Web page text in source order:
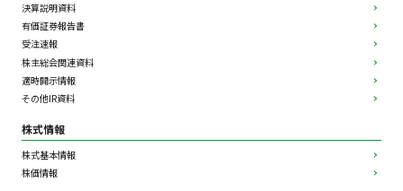
決算説明資料
有価証券報告書
受注速報
株主総会関連資料
適時開示情報
その他IR資料
株式情報
株式基本情報
株価情報